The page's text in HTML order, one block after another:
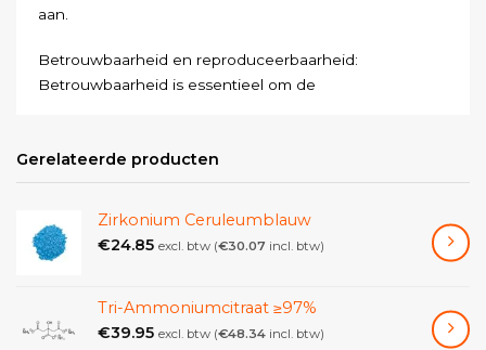
aan.
Betrouwbaarheid en reproduceerbaarheid:
Betrouwbaarheid is essentieel om de
gerestaureerde kleuren overeenkomen met de
originelen en de essentie van het kunstwerk
behouden.
Duurzaamheid en stabiliteit: De kleuren zijn zo
blijven, wat fundamenteel is voor het behoud van het
kunstwerk op de lange termijn. Het zorgt er echter
Gerelateerde producten
Zirkonium Ceruleumblauw
€24.85 excl. btw (€30.07 incl. btw)
Tri-Ammoniumcitraat ≥97%
€39.95 excl. btw (€48.34 incl. btw)